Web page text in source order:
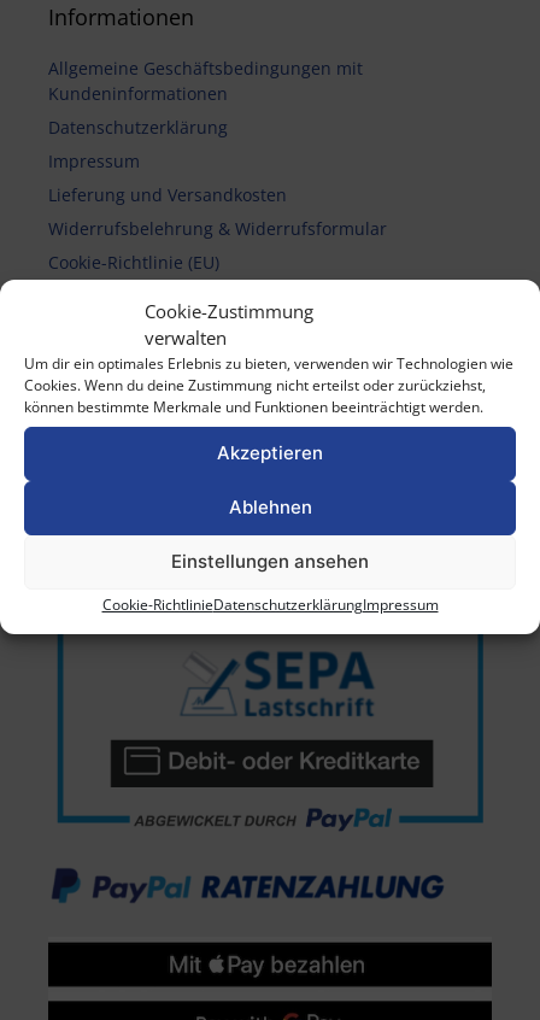
Cookie-Zustimmung
verwalten
Um dir ein optimales Erlebnis zu bieten, verwenden wir Technologien wie
Cookies. Wenn du deine Zustimmung nicht erteilst oder zurückziehst,
können bestimmte Merkmale und Funktionen beeinträchtigt werden.
Akzeptieren
Ablehnen
Einstellungen ansehen
Cookie-RichtlinieDatenschutzerklärungImpressum
Informationen
Allgemeine Geschäftsbedingungen mit
Kundeninformationen
Datenschutzerklärung
Impressum
Lieferung und Versandkosten
Widerrufsbelehrung & Widerrufsformular
Cookie-Richtlinie (EU)
Vertrag widerrufen
Zahlungsmethoden